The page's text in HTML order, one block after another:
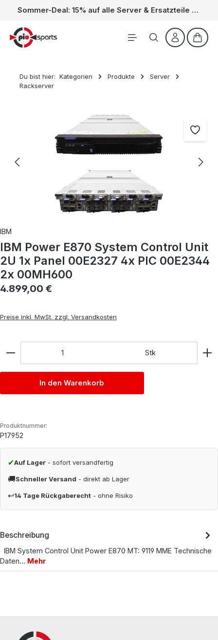
Zum Hauptinhalt springen Sommer-Deal: 15% auf alle Server & Ersatzteile – Kein Code nötig, der Rabatt wird automatisch im Warenkorb abgezogen. Gültig vom 01.06. bis 31.08.
Du bist hier: Kategorien Produkte
Server
Rackserver
IBM
IBM Power E870 System Control Unit
2U 1x Panel 00E2327 4x PIC 00E2344
2x 00MH600
Regulärer Preis:
4.899,00 €
Preise inkl. MwSt. zzgl. Versandkosten
Stk
In den Warenkorb
Produktnummer:
P17952
✔Auf Lager - sofort versandfertig
🚚Schneller Versand - direkt ab Lager
↩14 Tage Rückgaberecht - ohne Risiko
Beschreibung
IBM System Control Unit Power E870 MT: 9119 MME Technische
Daten… Mehr